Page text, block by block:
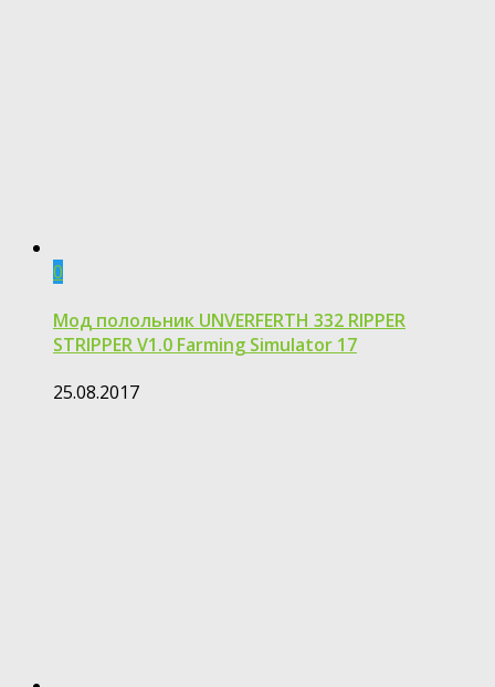
0
Мод полольник UNVERFERTH 332 RIPPER
STRIPPER V1.0 Farming Simulator 17
25.08.2017